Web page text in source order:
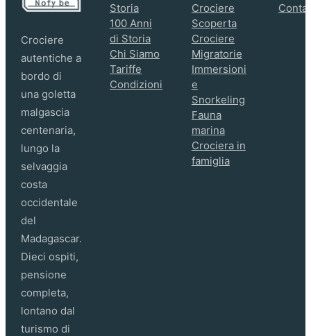
Crociere
autentiche a
bordo di
una goletta
malgascia
centenaria,
lungo la
selvaggia
costa
occidentale
del
Madagascar.
Dieci ospiti,
pensione
completa,
lontano dal
turismo di
Storia
100 Anni
di Storia
Chi Siamo
Tariffe
Condizioni
Crociere
Scoperta
Crociere
Migratorie
Immersioni
e
Snorkeling
Fauna
marina
Crociera in
famiglia